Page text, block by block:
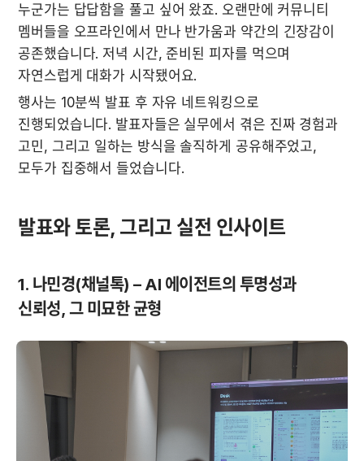
누군가는 답답함을 풀고 싶어 왔죠. 오랜만에 커뮤니티
멤버들을 오프라인에서 만나 반가움과 약간의 긴장감이
공존했습니다. 저녁 시간, 준비된 피자를 먹으며
자연스럽게 대화가 시작됐어요.
행사는 10분씩 발표 후 자유 네트워킹으로
진행되었습니다. 발표자들은 실무에서 겪은 진짜 경험과
고민, 그리고 일하는 방식을 솔직하게 공유해주었고,
모두가 집중해서 들었습니다.
발표와 토론, 그리고 실전 인사이트
1. 나민경(채널톡) – AI 에이전트의 투명성과
신뢰성, 그 미묘한 균형